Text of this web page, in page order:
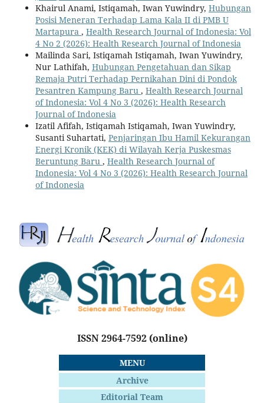
Khairul Anami, Istiqamah, Iwan Yuwindry, Hubungan
Posisi Meneran Terhadap Lama Kala II di PMB U
Martapura , Health Research Journal of Indonesia: Vol
4 No 2 (2026): Health Research Journal of Indonesia
Mailinda Sari, Istiqamah Istiqamah, Iwan Yuwindry,
Nur Lathifah, Hubungan Pengetahuan dan Sikap
Remaja Putri Terhadap Pernikahan Dini di Pondok
Pesantren Kampung Baru , Health Research Journal
of Indonesia: Vol 4 No 3 (2026): Health Research
Journal of Indonesia
Izatil Afifah, Istiqamah Istiqamah, Iwan Yuwindry,
Susanti Suhartati, Penjaringan Ibu Hamil Kekurangan
Energi Kronik (KEK) di Wilayah Kerja Puskesmas
Beruntung Baru , Health Research Journal of
Indonesia: Vol 4 No 3 (2026): Health Research Journal
of Indonesia
ISSN 2964-7592(online)
MENU
Archive
Editorial Team